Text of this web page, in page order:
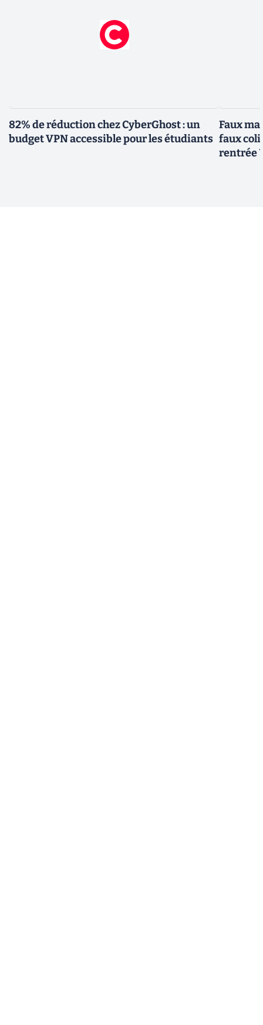
82% de réduction chez CyberGhost : un
budget VPN accessible pour les étudiants
Faux
faux
rentrée